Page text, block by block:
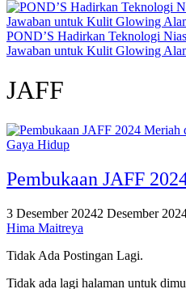
POND’S Hadirkan Teknologi
Jawaban untuk Kulit Glowing
JAFF
Gaya Hidup
Pembukaan JAFF
3 Desember 20242 Desember
Hima Maitreya
Tidak Ada Postingan Lagi.
Tidak ada lagi halaman untuk